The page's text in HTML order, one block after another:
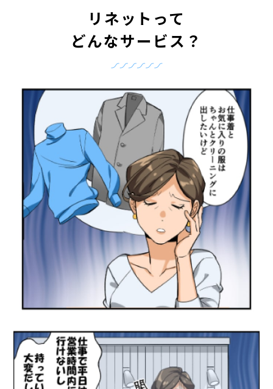
リネットって
どんなサービス？